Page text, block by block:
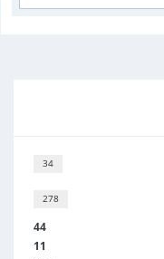
34
278
44
11